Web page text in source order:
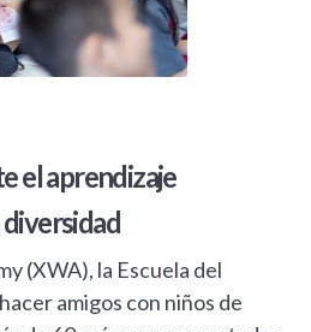
el aprendizaje
(XWA), la Escuela del
amigos con niños de